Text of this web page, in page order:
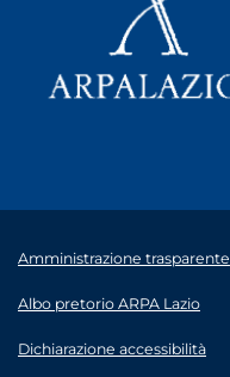
Amministrazione trasparente
Albo pretorio ARPA Lazio
Dichiarazione accessibilità